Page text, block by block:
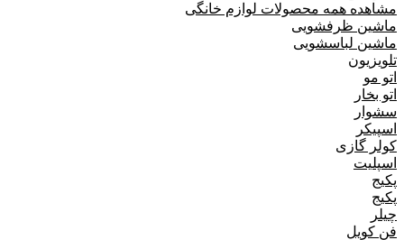
مشاهده همه محصولات لوازم خانگی
ماشین ظرفشویی
ماشین لباسشویی
تلویزیون
اتو مو
اتو بخار
سشوار
اسپیکر
کولر گازی
اسپلیت
پکیج
پکیج
چیلر
فن کویل